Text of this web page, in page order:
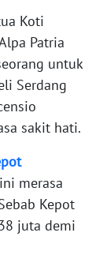
Koti
Patria
untuk
Serdang
sakit hati.
merasa
Kepot
juta demi